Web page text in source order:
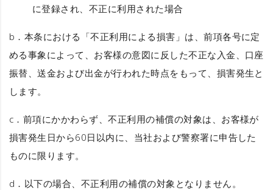
に登録され、不正に利用された場合
b．本条における「不正利用による損害」は、前項各号に定
める事象によって、お客様の意図に反した不正な入金、口座
振替、送金および出金が行われた時点をもって、損害発生と
します。
c．前項にかかわらず、不正利用の補償の対象は、お客様が
損害発生日から60日以内に、当社および警察署に申告した
ものに限ります。
d．以下の場合、不正利用の補償の対象となりません。